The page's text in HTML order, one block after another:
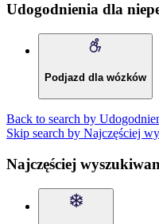
Udogodnienia dla
Podjazd dla wózków
Back to search by
Skip search by Najczęściej
Najczęściej